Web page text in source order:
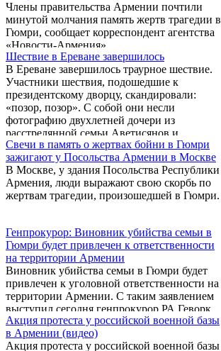
комментируя трагедию в Гюмри, пообещал,
что преступника будут судить в Армении,
тем самым, еще более накалив страсти в
обществе.
Члены правительства Армении почтили
минутой молчания память жертв трагедии в
Гюмри, сообщает корреспондент агентства
«Новости-Армения»,
Шествие в Ереване завершилось
В Ереване завершилось траурное шествие.
Участники шествия, подошедшие к
президентскому дворцу, скандировали:
«позор, позор». С собой они несли
фотографию двухлетней дочери из
расстрелянной семьи Аветисянов и
плакаты.
Свечи в память о жертвах бойни в Гюмри
зажигают у Посольства Армении в Москве
В Москве, у здания Посольства Республики
Армения, люди выражают свою скорбь по
жертвам трагедии, произошедшей в Гюмри.
Генпрокурор: Виновник убийства семьи в
Гюмри будет привлечен к ответственности
на территории Армении
Виновник убийства семьи в Гюмри будет
привлечен к уголовной ответственности на
территории Армении. С таким заявлением
выступил сегодня генпрокурор РА Геворк
Костанян.
Акция протеста у российской военной базы
в Армении (видео)
Акция протеста у российской военной базы